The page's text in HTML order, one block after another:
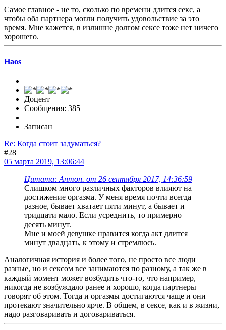
Самое главное - не то, сколько по времени длится секс, а
чтобы оба партнера могли получить удовольствие за это
время. Мне кажется, в излишне долгом сексе тоже нет ничего
хорошего.
Haos
Доцент
Сообщения: 385
Записан
Re: Когда стоит задуматься?
#28
05 марта 2019, 13:06:44
Цитата: Антон. от 26 сентября 2017, 14:36:59
Слишком много различных факторов влияют на
достижение оргазма. У меня время почти всегда
разное, бывает хватает пяти минут, а бывает и
тридцати мало. Если усреднить, то примерно
десять минут.
Мне и моей девушке нравится когда акт длится
минут двадцать, к этому и стремлюсь.
Аналогичная история и более того, не просто все люди
разные, но и сексом все занимаются по разному, а так же в
каждый момент может возбудить что-то, что например,
никогда не возбуждало ранее и хорошо, когда партнеры
говорят об этом. Тогда и оргазмы достигаются чаще и они
протекают значительно ярче. В общем, в сексе, как и в жизни,
надо разговаривать и договариваться.